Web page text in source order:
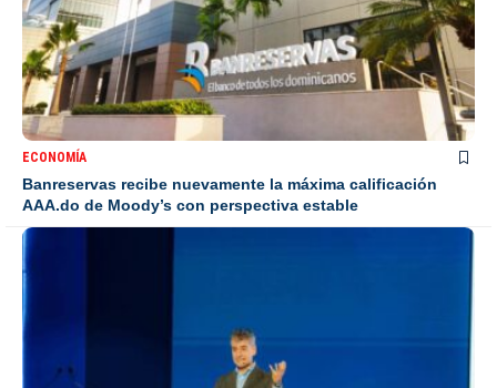
ECONOMÍA
Banreservas recibe nuevamente la máxima calificación
AAA.do de Moody’s con perspectiva estable